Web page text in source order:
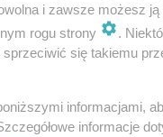
lipiec na
i zawsze możesz
rogu strony
.
się takiemu
informacjami,
informacje